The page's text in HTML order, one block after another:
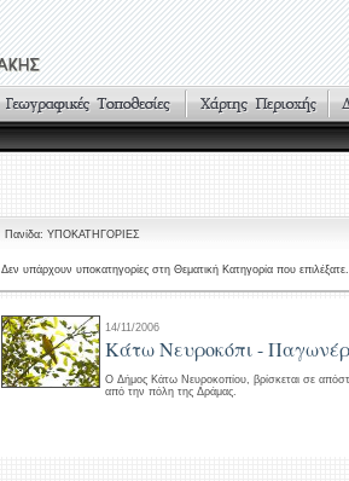
Πανίδα: ΥΠΟΚΑΤΗΓΟΡΙΕΣ
Δεν υπάρχουν υποκατηγορίες στη Θεματική Κατηγορία που επιλέξατε.
14/11/2006
Κάτω Νευροκόπι -
Ο Δήμος Κάτω Νευροκοπίου, βρίσκεται σε
από την πόλη της Δράμας.